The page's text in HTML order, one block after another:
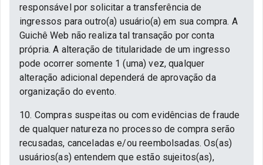
responsável por solicitar a transferência de
ingressos para outro(a) usuário(a) em sua compra. A
Guichê Web não realiza tal transação por conta
própria. A alteração de titularidade de um ingresso
pode ocorrer somente 1 (uma) vez, qualquer
alteração adicional dependerá de aprovação da
organização do evento.
10. Compras suspeitas ou com evidências de fraude
de qualquer natureza no processo de compra serão
recusadas, canceladas e/ou reembolsadas. Os(as)
usuários(as) entendem que estão sujeitos(as),